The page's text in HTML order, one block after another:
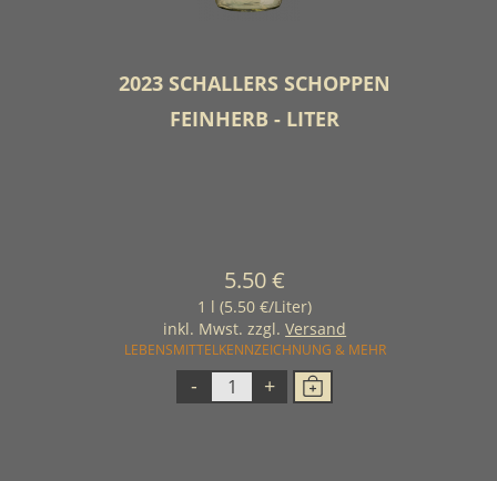
2023 SCHALLERS SCHOPPEN
FEINHERB - LITER
5.50 €
1 l (5.50 €/Liter)
inkl. Mwst. zzgl.Versand
LEBENSMITTELKENNZEICHNUNG & MEHR
- +